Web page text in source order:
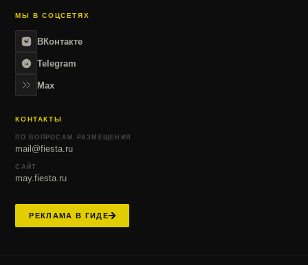
МЫ В СОЦСЕТЯХ
ВКонтакте
Telegram
Max
КОНТАКТЫ
ПО ВОПРОСАМ РАЗМЕЩЕНИЯ
mail@fiesta.ru
САЙТ
may.fiesta.ru
РЕКЛАМА В ГИДЕ